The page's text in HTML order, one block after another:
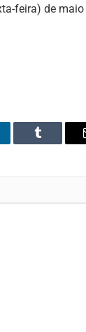
feira) de maio
Tumblr